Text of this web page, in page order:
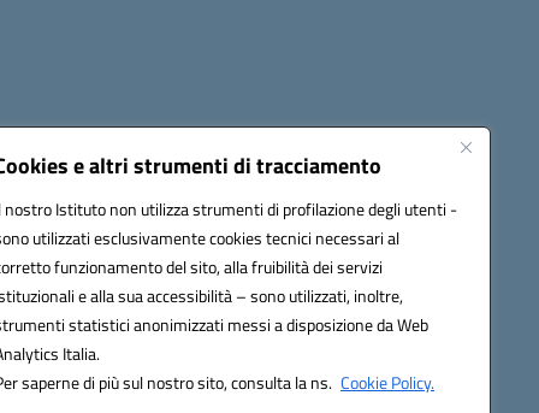
e altri strumenti di tracciamento
nostro Istituto non utilizza strumenti di profilazione degli utenti -
utilizzati esclusivamente cookies tecnici necessari al
funzionamento del sito, alla fruibilità dei servizi
e alla sua accessibilità – sono utilizzati, inoltre,
statistici anonimizzati messi a disposizione da Web
Italia.
saperne di più sul nostro sito, consulta la ns. Cookie Policy.